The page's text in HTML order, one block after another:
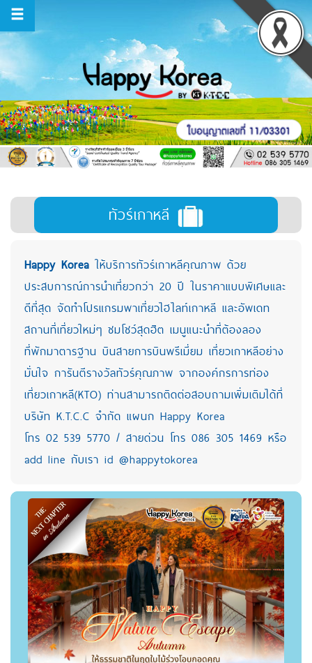
ทัวร์เกาหลี
Happy Korea ให้บริการทัวร์เกาหลีคุณภาพ ด้วย
ประสบการณ์การนำเที่ยวกว่า 20 ปี ในราคาแบบพิเศษและ
ดีที่สุด จัดทำโปรแกรมพาเที่ยวไฮไลท์เกาหลี และอัพเดท
สถานที่เที่ยวใหม่ๆ ชมโชว์สุดฮิต เมนูแนะนำที่ต้องลอง
ที่พักมาตารฐาน บินสายการบินพรีเมี่ยม เที่ยวเกาหลีอย่าง
มั่นใจ การันตีรางวัลทัวร์คุณภาพ จากองค์กรการท่อง
เที่ยวเกาหลี(KTO) ท่านสามารถติดต่อสอบถามเพิ่มเติมได้ที่
บริษัท K.T.C.C จำกัด แผนก Happy Korea
โทร 02 539 5770 / สายด่วน โทร 086 305 1469 หรือ
add line กับเรา id @happytokorea